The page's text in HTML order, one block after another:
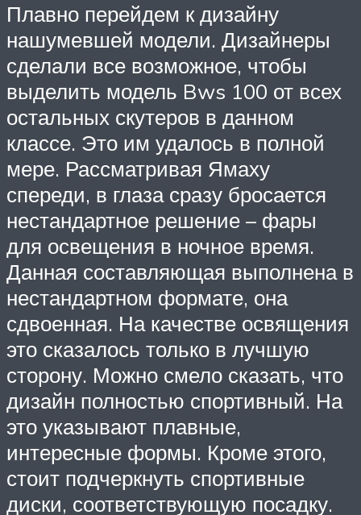
Плавно перейдем к дизайну
нашумевшей модели. Дизайнеры
сделали все возможное, чтобы
выделить модель Bws 100 от всех
остальных скутеров в данном
классе. Это им удалось в полной
мере. Рассматривая Ямаху
спереди, в глаза сразу бросается
нестандартное решение – фары
для освещения в ночное время.
Данная составляющая выполнена в
нестандартном формате, она
сдвоенная. На качестве освящения
это сказалось только в лучшую
сторону. Можно смело сказать, что
дизайн полностью спортивный. На
это указывают плавные,
интересные формы. Кроме этого,
стоит подчеркнуть спортивные
диски, соответствующую посадку.